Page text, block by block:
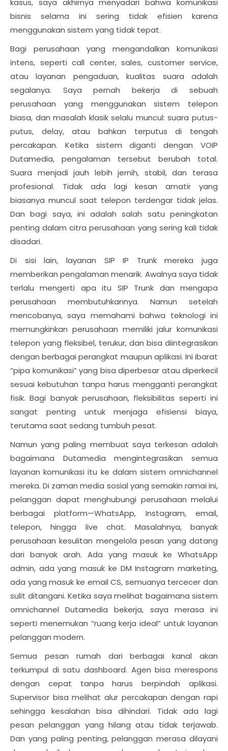
kasus, saya akhirnya menyadari bahwa komunikasi
bisnis selama ini sering tidak efisien karena
menggunakan sistem yang tidak tepat.
Bagi perusahaan yang mengandalkan komunikasi
intens, seperti call center, sales, customer service,
atau layanan pengaduan, kualitas suara adalah
segalanya. Saya pernah bekerja di sebuah
perusahaan yang menggunakan sistem telepon
biasa, dan masalah klasik selalu muncul: suara putus-
putus, delay, atau bahkan terputus di tengah
percakapan. Ketika sistem diganti dengan VOIP
Dutamedia, pengalaman tersebut berubah total.
Suara menjadi jauh lebih jernih, stabil, dan terasa
profesional. Tidak ada lagi kesan amatir yang
biasanya muncul saat telepon terdengar tidak jelas.
Dan bagi saya, ini adalah salah satu peningkatan
penting dalam citra perusahaan yang sering kali tidak
disadari.
Di sisi lain, layanan SIP IP Trunk mereka juga
memberikan pengalaman menarik. Awalnya saya tidak
terlalu mengerti apa itu SIP Trunk dan mengapa
perusahaan membutuhkannya. Namun setelah
mencobanya, saya memahami bahwa teknologi ini
memungkinkan perusahaan memiliki jalur komunikasi
telepon yang fleksibel, terukur, dan bisa diintegrasikan
dengan berbagai perangkat maupun aplikasi. Ini ibarat
“pipa komunikasi” yang bisa diperbesar atau diperkecil
sesuai kebutuhan tanpa harus mengganti perangkat
fisik. Bagi banyak perusahaan, fleksibilitas seperti ini
sangat penting untuk menjaga efisiensi biaya,
terutama saat sedang tumbuh pesat.
Namun yang paling membuat saya terkesan adalah
bagaimana Dutamedia mengintegrasikan semua
layanan komunikasi itu ke dalam sistem omnichannel
mereka. Di zaman media sosial yang semakin ramai ini,
pelanggan dapat menghubungi perusahaan melalui
berbagai platform—WhatsApp, Instagram, email,
telepon, hingga live chat. Masalahnya, banyak
perusahaan kesulitan mengelola pesan yang datang
dari banyak arah. Ada yang masuk ke WhatsApp
admin, ada yang masuk ke DM Instagram marketing,
ada yang masuk ke email CS, semuanya tercecer dan
sulit ditangani. Ketika saya melihat bagaimana sistem
omnichannel Dutamedia bekerja, saya merasa ini
seperti menemukan “ruang kerja ideal” untuk layanan
pelanggan modern.
Semua pesan rumah dari berbagai kanal akan
terkumpul di satu dashboard. Agen bisa merespons
dengan cepat tanpa harus berpindah aplikasi.
Supervisor bisa melihat alur percakapan dengan rapi
sehingga kesalahan bisa dihindari. Tidak ada lagi
pesan pelanggan yang hilang atau tidak terjawab.
Dan yang paling penting, pelanggan merasa dilayani